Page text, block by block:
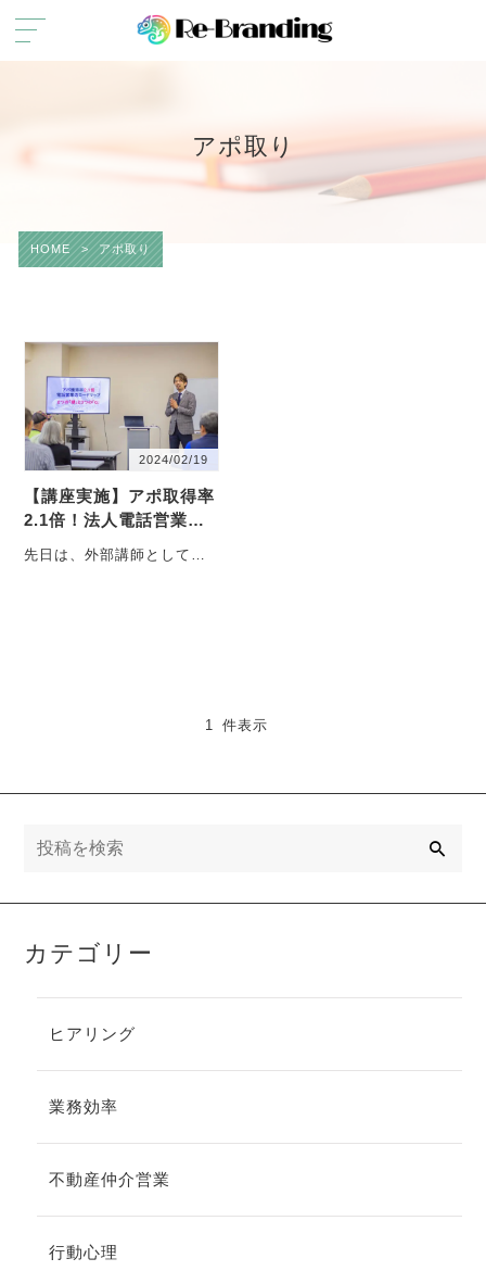
アポ取り
HOME > アポ取り
2024/02/19
【講座実施】アポ取得率
2.1倍！法人電話営業の
ロードマップ
先日は、外部講師として
1 件表示
カテゴリー
ヒアリング
業務効率
不動産仲介営業
行動心理